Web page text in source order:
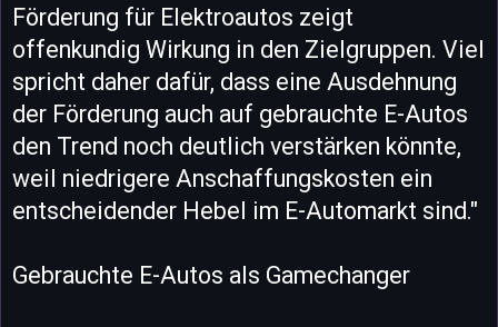
Förderung für Elektroautos zeigt
offenkundig Wirkung in den Zielgruppen. Viel
spricht daher dafür, dass eine Ausdehnung
der Förderung auch auf gebrauchte E-Autos
den Trend noch deutlich verstärken könnte,
weil niedrigere Anschaffungskosten ein
entscheidender Hebel im E-Automarkt sind."
Gebrauchte E-Autos als Gamechanger